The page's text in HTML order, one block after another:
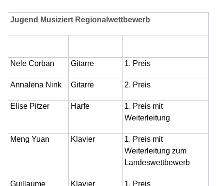
Jugend Musiziert Regionalwettbewerb
Nele Corban Gitarre 1. Preis
Annalena Nink Gitarre 2. Preis
Elise Pitzer Harfe
1. Preis mit
Weiterleitung
Meng Yuan Klavier
1. Preis mit
Weiterleitung zum
Landeswettbewerb
Guillaume
Klavier 1. Preis